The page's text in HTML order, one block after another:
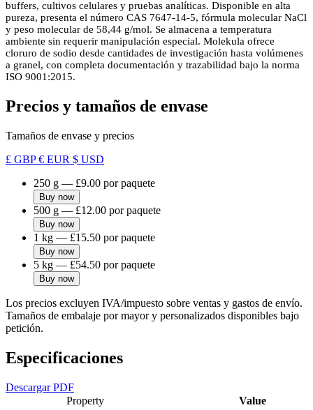
buffers, cultivos celulares y pruebas analíticas. Disponible en alta
pureza, presenta el número CAS 7647-14-5, fórmula molecular NaCl
y peso molecular de 58,44 g/mol. Se almacena a temperatura
ambiente sin requerir manipulación especial. Molekula ofrece
cloruro de sodio desde cantidades de investigación hasta volúmenes
a granel, con completa documentación y trazabilidad bajo la norma
ISO 9001:2015.
Precios y tamaños de envase
Tamaños de envase y precios
£ GBP€ EUR $ USD
250 g — £9.00 por paquete
Buy now
500 g — £12.00 por paquete
Buy now
1 kg — £15.50 por paquete
Buy now
5 kg — £54.50 por paquete
Buy now
Los precios excluyen IVA/impuesto sobre ventas y gastos de envío.
Tamaños de embalaje por mayor y personalizados disponibles bajo
petición.
Especificaciones
Descargar PDF
Property
Value